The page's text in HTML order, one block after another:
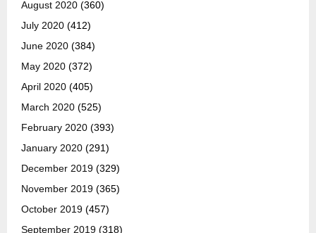
August 2020 (360)
July 2020 (412)
June 2020 (384)
May 2020 (372)
April 2020 (405)
March 2020 (525)
February 2020 (393)
January 2020 (291)
December 2019 (329)
November 2019 (365)
October 2019 (457)
September 2019 (318)